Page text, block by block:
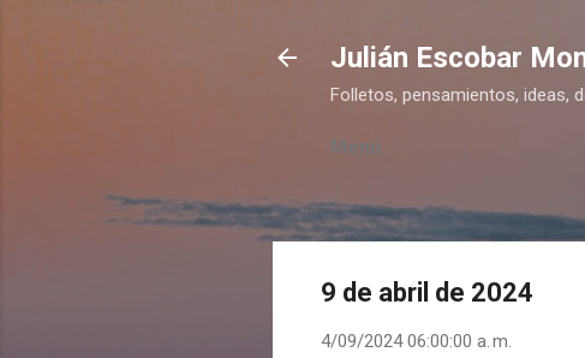
Julián Escobar
Folletos, pensamientos, ideas,
Menú
9 de abril de 2024
4/09/2024 06:00:00 a. m.